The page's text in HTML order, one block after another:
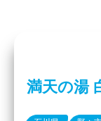
満天の湯